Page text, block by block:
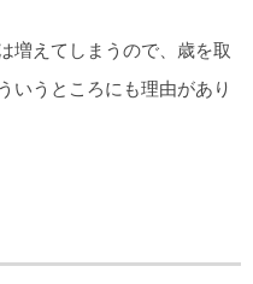
増えてしまうので、歳を取
いうところにも理由があり